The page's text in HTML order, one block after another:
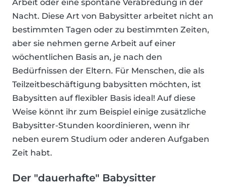
Arbeit oder eine spontane Verabredung in der
Nacht. Diese Art von Babysitter arbeitet nicht an
bestimmten Tagen oder zu bestimmten Zeiten,
aber sie nehmen gerne Arbeit auf einer
wöchentlichen Basis an, je nach den
Bedürfnissen der Eltern. Für Menschen, die als
Teilzeitbeschäftigung babysitten möchten, ist
Babysitten auf flexibler Basis ideal! Auf diese
Weise könnt ihr zum Beispiel einige zusätzliche
Babysitter-Stunden koordinieren, wenn ihr
neben eurem Studium oder anderen Aufgaben
Zeit habt.
Der "dauerhafte" Babysitter